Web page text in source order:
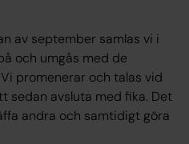
av september samlas vi i
och umgås med de
promenerar och talas vid
sedan avsluta med fika. Det
andra och samtidigt göra